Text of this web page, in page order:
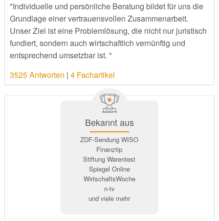
"Individuelle und persönliche Beratung bildet für uns die
Grundlage einer vertrauensvollen Zusammenarbeit.
Unser Ziel ist eine Problemlösung, die nicht nur juristisch
fundiert, sondern auch wirtschaftlich vernünftig und
entsprechend umsetzbar ist. "
3525 Antworten | 4 Fachartikel
Bekannt aus
ZDF-Sendung WISO
Finanztip
Stiftung Warentest
Spiegel Online
WirtschaftsWoche
n-tv
und viele mehr